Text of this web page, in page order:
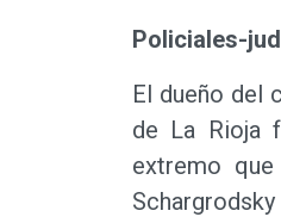
Policiales-
El dueño del
de La Rioja
extremo